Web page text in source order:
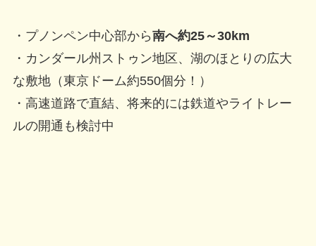
・プノンペン中心部から南へ約25～30km
・カンダール州ストゥン地区、湖のほとりの広大
な敷地（東京ドーム約550個分！）
・高速道路で直結、将来的には鉄道やライトレー
ルの開通も検討中